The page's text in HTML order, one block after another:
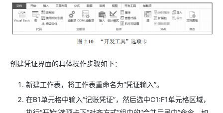
创建凭证界面的具体操作步骤如下：
新建工作表，将工作表重命名为“凭证输入”。
在B1单元格中输入“记账凭证”，然后选中C1:F1单元格区域，